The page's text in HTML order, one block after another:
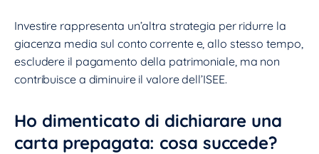
Investire rappresenta un’altra strategia per ridurre la
giacenza media sul conto corrente e, allo stesso tempo,
escludere il pagamento della patrimoniale, ma non
contribuisce a diminuire il valore dell’ISEE.
Ho dimenticato di dichiarare una
carta prepagata: cosa succede?